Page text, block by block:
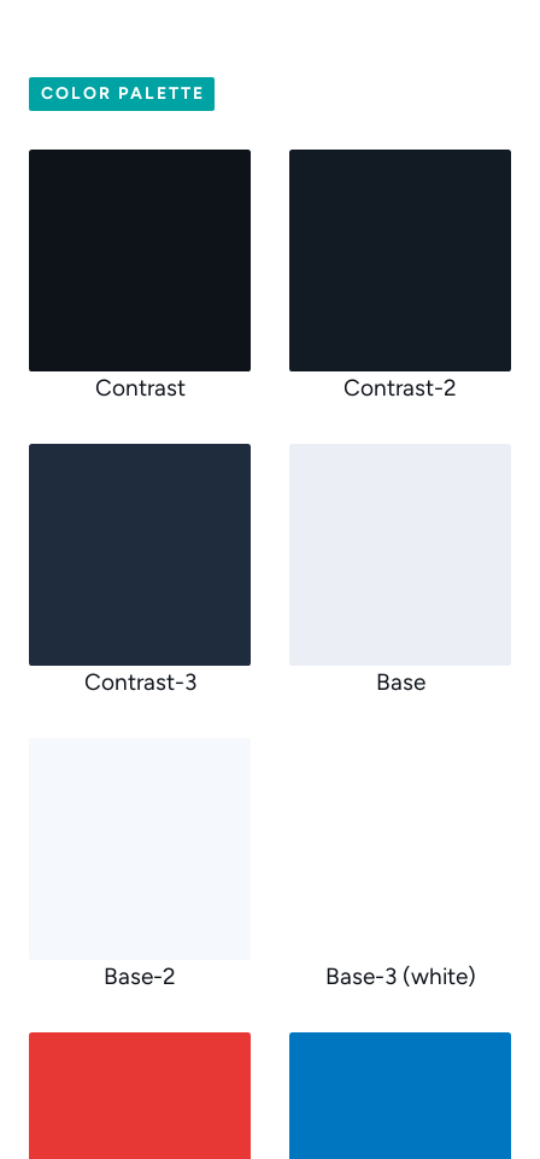
COLOR PALETTE
Contrast Contrast-2
Contrast-3 Base
Base-2 Base-3 (white)